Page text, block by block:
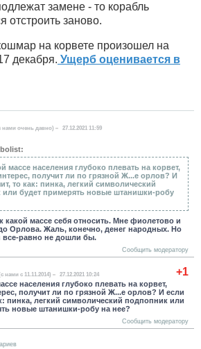
замене - то корабль
отстроить заново.
на корвете произошел на
декабря. Ущерб оценивается в
нами очень давно) 27.12.2021 11:59
массе населения глубоко плевать на корвет,
получит ли по грязной Ж...е орлов? И
то как: пинка, легкий символический
или будет примерять новые штанишки-робу
какой массе себя относить. Мне фиолетово и
Орлова. Жаль, конечно, денег народных. Но
все-равно не дошли бы.
Сообщить модератору
+1
нами с 11.11.2014) 27.12.2021 10:24
населения глубоко плевать на корвет,
получит ли по грязной Ж...е орлов? И если
пинка, легкий символический подпопник или
новые штанишки-робу на нее?
Сообщить модератору